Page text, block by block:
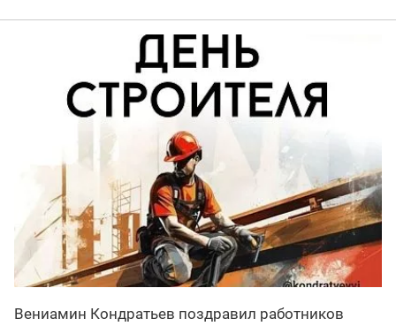
Вениамин Кондратьев поздравил работников